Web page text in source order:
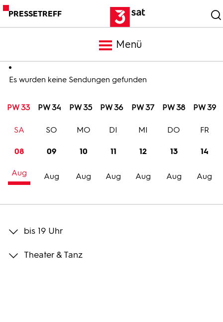
PRESSETREFF
Menü
Meldungen
Programm
Trailer
Bilder
Es wurden keine Sendungen gefunden
PW 33 PW 34 PW 35 PW 36 PW 37 PW 38 PW 39
08
Aug
SA
09
Aug
SO
10
Aug
MO
11
Aug
DI
12
Aug
MI
13
Aug
DO
14
Aug
FR
bis 19 Uhr
Theater & Tanz